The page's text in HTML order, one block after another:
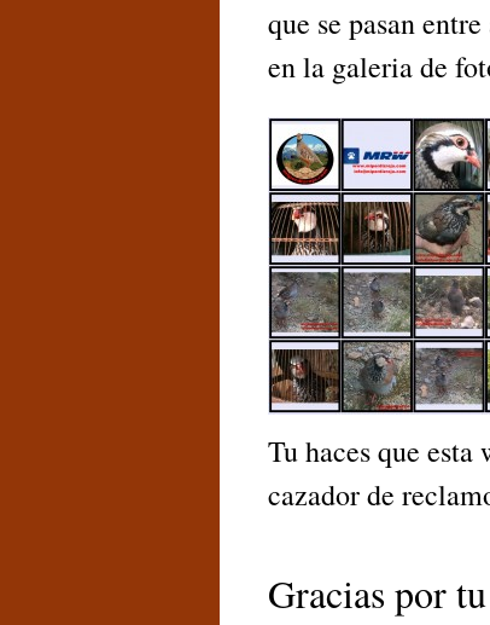
que se pasan
en la galeria de
Tu haces que
cazador de
Gracias por